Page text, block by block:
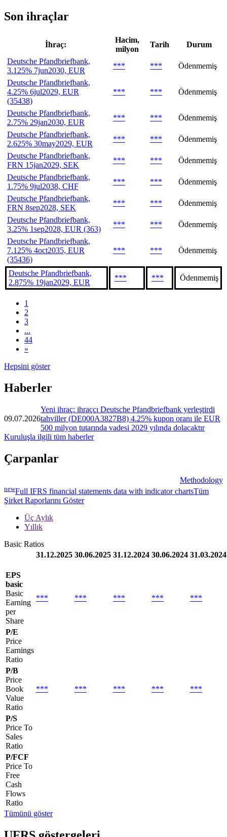
Son ihraçlar
İhraç:
Hacim,
milyon
Tarih
Durum
Deutsche Pfandbriefbank,
3.125% 7jun2030, EUR
*** ***
Ödenmemiş
Deutsche Pfandbriefbank,
4.25% 6jul2029, EUR
(35438)
*** *** Ödenmemiş
Deutsche Pfandbriefbank,
2.75% 29jan2030, EUR
*** ***
Ödenmemiş
Deutsche Pfandbriefbank,
2.625% 30may2029, EUR
*** ***
Ödenmemiş
Deutsche Pfandbriefbank,
FRN 15jan2029, SEK
*** ***
Ödenmemiş
Deutsche Pfandbriefbank,
1.75% 9jul2038, CHF
*** ***
Ödenmemiş
Deutsche Pfandbriefbank,
FRN 8sep2028, SEK
*** ***
Ödenmemiş
Deutsche Pfandbriefbank,
3.25% 1sep2028, EUR (363)
*** ***
Ödenmemiş
Deutsche Pfandbriefbank,
7.125% 4oct2035, EUR
(35436)
*** *** Ödenmemiş
Deutsche Pfandbriefbank,
2.875% 19jan2029, EUR
*** *** Ödenmemiş
1
2
3
...
44
»
Hepsini göster
Haberler
09.07.2026
Yeni ihraç: ihraççı Deutsche Pfandbriefbank yerleştirdi
tahviller (DE000A3827B8) 4.25% kupon oranı ile EUR
500 milyon tutarında vadesi 2029 yılında dolacaktır
Kuruluşla ilgili tüm haberler
Çarpanlar
Methodology
newFull IFRS financial statements data with indicator chartsTüm
Şirket Raporlarını Göster
Üç Aylık
Yıllık
Basic Ratios
31.12.2025 30.06.2025 31.12.2024 30.06.2024 31.03.2024
EPS
basic
Basic
Earning
per
Share
*** *** *** *** ***
P/E
Price
Earnings
Ratio
P/B
Price
Book
Value
Ratio
*** *** *** *** ***
P/S
Price To
Sales
Ratio
P/FCF
Price To
Free
Cash
Flows
Ratio
Tümünü göster